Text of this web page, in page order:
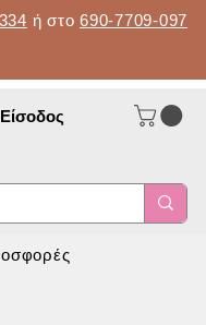
ή στο 690-7709-097
Είσοδος